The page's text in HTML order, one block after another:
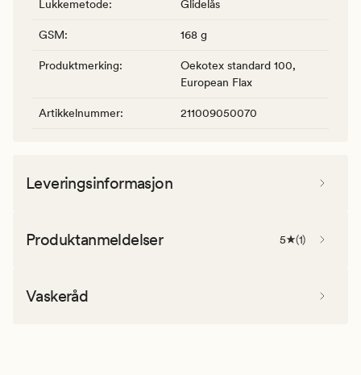
Lukkemetode: Glidelås
GSM: 168 g
Produktmerking:
Oekotex standard 100,
European Flax
Artikkelnummer: 211009050070
Leveringsinformasjon
Produktanmeldelser 5 (1)
Vaskeråd